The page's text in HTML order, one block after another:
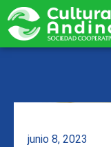
contenido
junio 8, 2023